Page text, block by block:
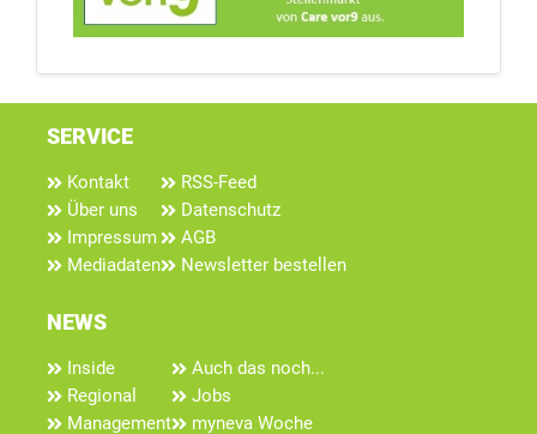
SERVICE
Kontakt
Über uns
Impressum
Mediadaten
RSS-Feed
Datenschutz
AGB
Newsletter bestellen
NEWS
Inside
Regional
Management
Auch das noch...
Jobs
myneva Woche